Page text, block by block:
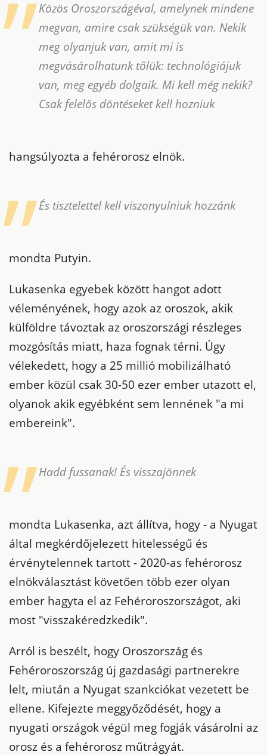
Közös Oroszországéval, amelynek mindene
megvan, amire csak szükségük van. Nekik
meg olyanjuk van, amit mi is
megvásárolhatunk tőlük: technológiájuk
van, meg egyéb dolgaik. Mi kell még nekik?
Csak felelős döntéseket kell hozniuk
hangsúlyozta a fehérorosz elnök.
És tisztelettel kell viszonyulniuk hozzánk
mondta Putyin.
Lukasenka egyebek között hangot adott
véleményének, hogy azok az oroszok, akik
külföldre távoztak az oroszországi részleges
mozgósítás miatt, haza fognak térni. Úgy
vélekedett, hogy a 25 millió mobilizálható
ember közül csak 30-50 ezer ember utazott el,
olyanok akik egyébként sem lennének "a mi
embereink".
Hadd fussanak! És visszajönnek
mondta Lukasenka, azt állítva, hogy - a Nyugat
által megkérdőjelezett hitelességű és
érvénytelennek tartott - 2020-as fehérorosz
elnökválasztást követően több ezer olyan
ember hagyta el az Fehéroroszországot, aki
most "visszakéredzkedik".
Arról is beszélt, hogy Oroszország és
Fehéroroszország új gazdasági partnerekre
lelt, miután a Nyugat szankciókat vezetett be
ellene. Kifejezte meggyőződését, hogy a
nyugati országok végül meg fogják vásárolni az
orosz és a fehérorosz műtrágyát.